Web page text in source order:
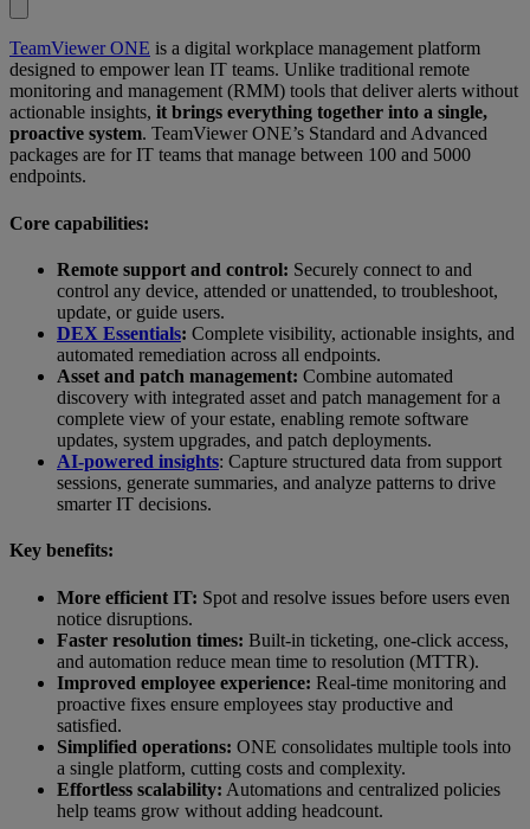
TeamViewer ONE is a digital workplace management platform
designed to empower lean IT teams. Unlike traditional remote
monitoring and management (RMM) tools that deliver alerts without
actionable insights, it brings everything together into a single,
proactive system. TeamViewer ONE’s Standard and Advanced
packages are for IT teams that manage between 100 and 5000
endpoints.
Core capabilities:
Remote support and control: Securely connect to and
control any device, attended or unattended, to troubleshoot,
update, or guide users.
DEX Essentials: Complete visibility, actionable insights, and
automated remediation across all endpoints.
Asset and patch management: Combine automated
discovery with integrated asset and patch management for a
complete view of your estate, enabling remote software
updates, system upgrades, and patch deployments.
AI-powered insights: Capture structured data from support
sessions, generate summaries, and analyze patterns to drive
smarter IT decisions.
Key benefits:
More efficient IT: Spot and resolve issues before users even
notice disruptions.
Faster resolution times: Built-in ticketing, one-click access,
and automation reduce mean time to resolution (MTTR).
Improved employee experience: Real-time monitoring and
proactive fixes ensure employees stay productive and
satisfied.
Simplified operations: ONE consolidates multiple tools into
a single platform, cutting costs and complexity.
Effortless scalability: Automations and centralized policies
help teams grow without adding headcount.